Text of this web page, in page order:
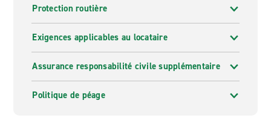
Protection routière
Exigences applicables au locataire
Assurance responsabilité civile supplémentaire
Politique de péage